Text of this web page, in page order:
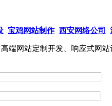
宝鸡网站制作 西安网络公司
端网站定制开发、响应式网站